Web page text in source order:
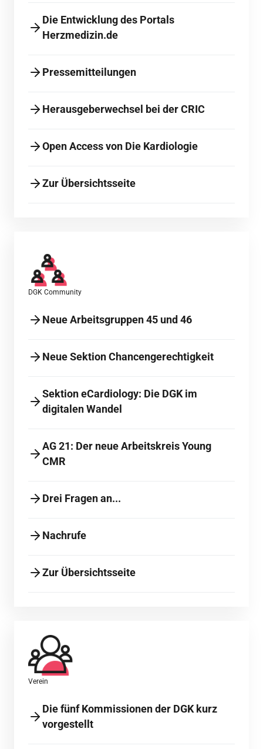
Die Entwicklung des Portals
Herzmedizin.de
Pressemitteilungen
Herausgeberwechsel bei der CRIC
Open Access von Die Kardiologie
Zur Übersichtsseite
DGK Community
Neue Arbeitsgruppen 45 und 46
Neue Sektion Chancengerechtigkeit
Sektion eCardiology: Die DGK im
digitalen Wandel
AG 21: Der neue Arbeitskreis Young
CMR
Drei Fragen an...
Nachrufe
Zur Übersichtsseite
Verein
Die fünf Kommissionen der DGK kurz
vorgestellt